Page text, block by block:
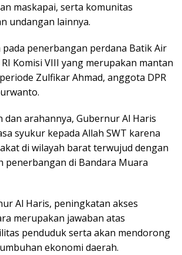
maskapai, serta komunitas
undangan lainnya.
penerbangan perdana Batik Air
Komisi VIII yang merupakan mantan
Zulfikar Ahmad, anggota DPR
dan arahannya, Gubernur Al Haris
syukur kepada Allah SWT karena
di wilayah barat terwujud dengan
penerbangan di Bandara Muara
Al Haris, peningkatan akses
merupakan jawaban atas
penduduk serta akan mendorong
ekonomi daerah.